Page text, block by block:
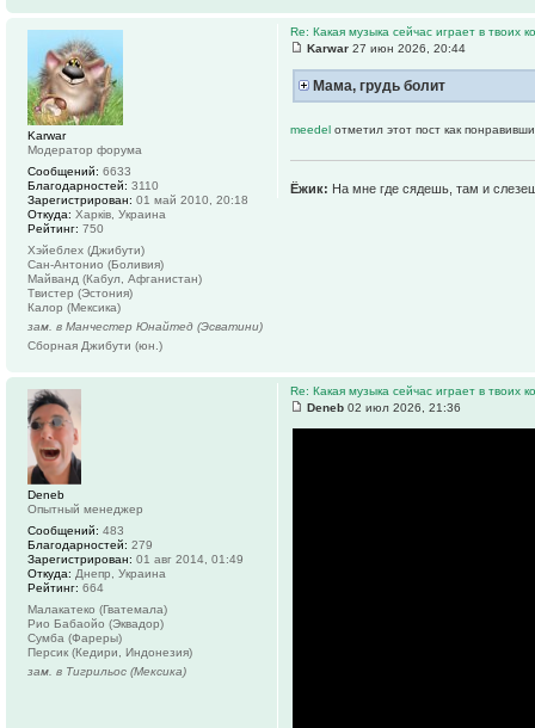
Re: Какая музыка сейчас играет в твоих
Karwar 27 июн 2026, 20:44
Мама, грудь болит
meedel отметил этот пост как
Ёжик: На мне где сядешь, там и
Karwar
Модератор форума
Сообщений: 6633
Благодарностей: 3110
Зарегистрирован: 01 май 2010, 20:18
Откуда: Харків, Украина
Рейтинг: 750
Хэйеблех (Джибути)
Сан-Антонио (Боливия)
Майванд (Кабул, Афганистан)
Твистер (Эстония)
Калор (Мексика)
зам. в Манчестер Юнайтед (Эсватини)
Сборная Джибути (юн.)
Re: Какая музыка сейчас играет в твоих
Deneb 02 июл 2026, 21:36
Deneb
Опытный менеджер
Сообщений: 483
Благодарностей: 279
Зарегистрирован: 01 авг 2014, 01:49
Откуда: Днепр, Украина
Рейтинг: 664
Малакатеко (Гватемала)
Рио Бабаойо (Эквадор)
Сумба (Фареры)
Персик (Кедири, Индонезия)
зам. в Тигрильос (Мексика)